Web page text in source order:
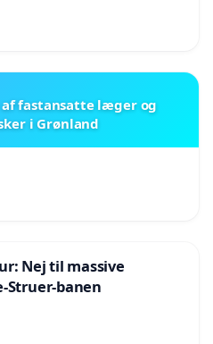
fastansatte læger og
i Grønland
Nej til massive
Struer-banen